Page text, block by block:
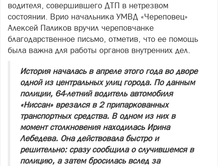
водителя, совершившего ДТП в нетрезвом
состоянии. Врио начальника УМВД «Череповец»
Алексей Паликов вручил череповчанке
благодарственное письмо, отметив, что ее помощь
была важна для работы органов внутренних дел.
История началась в апреле этого года во дворе
одной из центральных улиц города. По данным
полиции, 64‑летний водитель автомобиля
«Ниссан» врезался в 2 припаркованных
транспортных средства. В одном из них в
момент столкновения находилась Ирина
Лебедева. Она действовала быстро и
решительно: сразу сообщила о случившемся в
полицию, а затем бросилась вслед за